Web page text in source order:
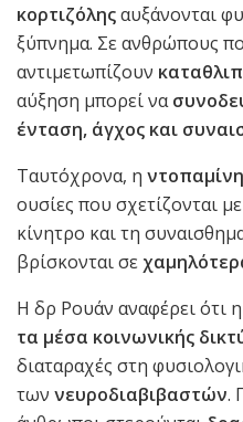
κορτιζόληςαυξάνονται
ξύπνημα. Σε ανθρώπους
αντιμετωπίζουν
αύξηση μπορεί να
ένταση, άγχος και
Ταυτόχρονα, η
ουσίες που σχετίζονται
κίνητρο και τη
βρίσκονται σε
Η δρ Ρουάν αναφέρει ότι η
τα μέσα κοινωνικής
διαταραχές στη
των νευροδιαβιβαστών.